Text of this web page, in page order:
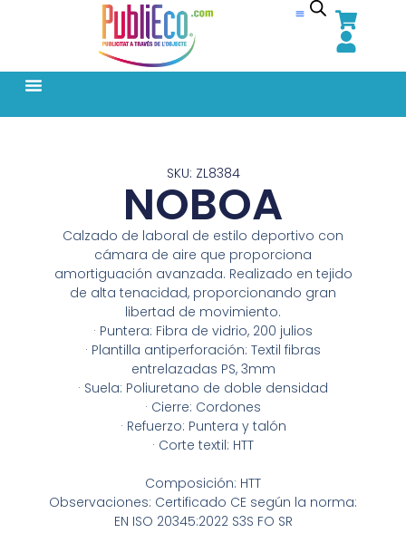
SKU: ZL8384
NOBOA
Calzado de laboral de estilo deportivo con
cámara de aire que proporciona
amortiguación avanzada. Realizado en tejido
de alta tenacidad, proporcionando gran
libertad de movimiento.
· Puntera: Fibra de vidrio, 200 julios
· Plantilla antiperforación: Textil fibras
entrelazadas PS, 3mm
· Suela: Poliuretano de doble densidad
· Cierre: Cordones
· Refuerzo: Puntera y talón
· Corte textil: HTT
Composición: HTT
Observaciones: Certificado CE según la norma:
EN ISO 20345:2022 S3S FO SR